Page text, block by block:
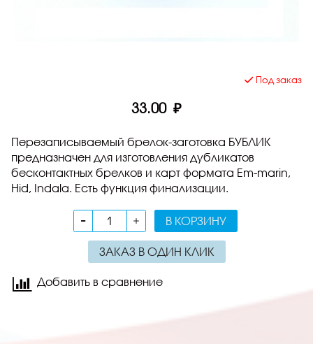
Под заказ
33.00 ₽
Перезаписываемый брелок-заготовка БУБЛИК
предназначен для изготовления дубликатов
бесконтактных брелков и карт формата Em-marin,
Hid, Indala. Есть функция финализации.
В КОРЗИНУ
ЗАКАЗ В ОДИН КЛИК
Добавить в сравнение